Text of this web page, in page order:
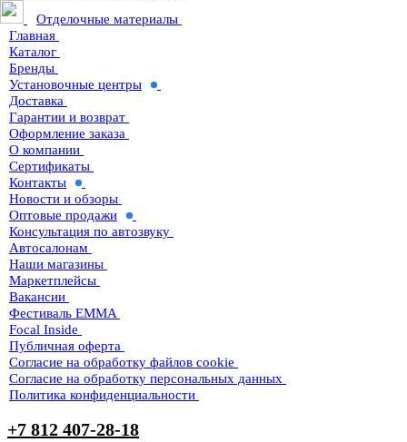
Отделочные материалы
Главная
Каталог
Бренды
Установочные центры
Доставка
Гарантии и возврат
Оформление заказа
О компании
Сертификаты
Контакты
Новости и обзоры
Оптовые продажи
Консультация по автозвуку
Автосалонам
Наши магазины
Маркетплейсы
Вакансии
Фестиваль EMMA
Focal Inside
Публичная оферта
Согласие на обработку файлов cookie
Согласие на обработку персональных данных
Политика конфиденциальности
+7 812 407-28-18